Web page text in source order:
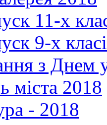
11-х
9-х
з Днем
міста 2018
- 2018